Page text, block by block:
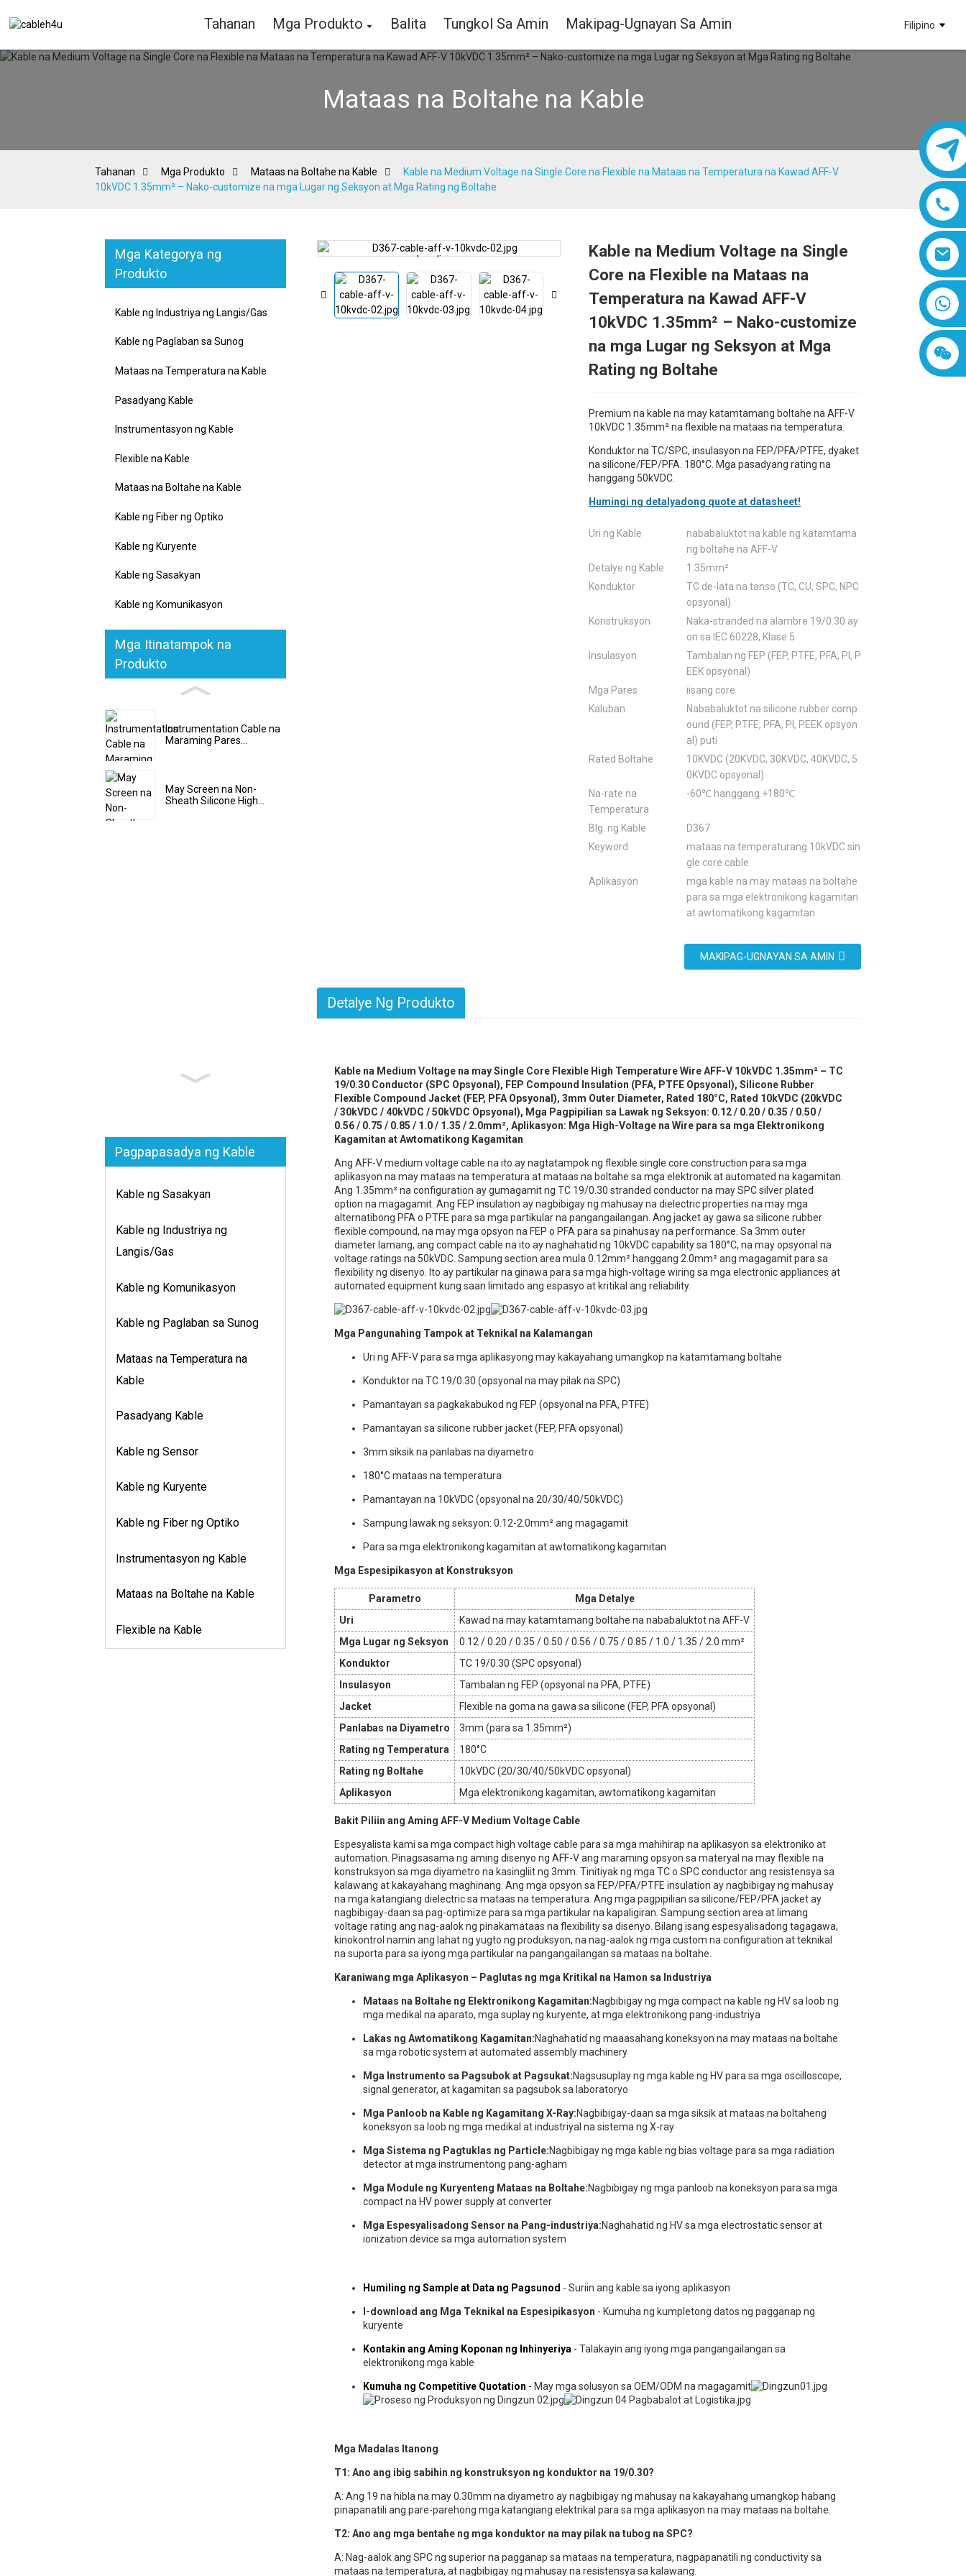
Tahanan Mga Produkto Balita Tungkol Sa Amin Makipag-Ugnayan Sa Amin Filipino
Mataas na Boltahe na Kable
Tahanan Mga Produkto Mataas na Boltahe na Kable
Kable na Medium Voltage na Single Core na Flexible na Mataas na Temperatura na Kawad AFF-V
10kVDC 1.35mm² – Nako-customize na mga Lugar ng Seksyon at Mga Rating ng Boltahe
Mga Kategorya ng
Produkto
Kable ng Industriya ng Langis/Gas
Kable ng Paglaban sa Sunog
Mataas na Temperatura na Kable
Pasadyang Kable
Instrumentasyon ng Kable
Flexible na Kable
Mataas na Boltahe na Kable
Kable ng Fiber ng Optiko
Kable ng Kuryente
Kable ng Sasakyan
Kable ng Komunikasyon
Mga Itinatampok na
Produkto
Instrumentation Cable na
Maraming Pares...
May Screen na Non-
Sheath Silicone High...
Pagpapasadya ng Kable
Kable ng Sasakyan
Kable ng Industriya ng
Langis/Gas
Kable ng Komunikasyon
Kable ng Paglaban sa Sunog
Mataas na Temperatura na
Kable
Pasadyang Kable
Kable ng Sensor
Kable ng Kuryente
Kable ng Fiber ng Optiko
Instrumentasyon ng Kable
Mataas na Boltahe na Kable
Flexible na Kable
Loading...
Loading... Loading...
Loading... Loading...
Loading... Loading...
Loading...
Kable na Medium Voltage na Single
Core na Flexible na Mataas na
Temperatura na Kawad AFF-V
10kVDC 1.35mm² – Nako-customize
na mga Lugar ng Seksyon at Mga
Rating ng Boltahe
Premium na kable na may katamtamang boltahe na AFF-V
10kVDC 1.35mm² na flexible na mataas na temperatura.
Konduktor na TC/SPC, insulasyon na FEP/PFA/PTFE, dyaket
na silicone/FEP/PFA. 180°C. Mga pasadyang rating na
hanggang 50kVDC.
Humingi ng detalyadong quote at datasheet!
Uri ng Kable
nababaluktot na kable ng katamtama
ng boltahe na AFF-V
Detalye ng Kable
1.35mm²
Konduktor
TC de-lata na tanso (TC, CU, SPC, NPC
opsyonal)
Konstruksyon
Naka-stranded na alambre 19/0.30 ay
on sa IEC 60228, Klase 5
Insulasyon
Tambalan ng FEP (FEP, PTFE, PFA, PI, P
EEK opsyonal)
Mga Pares
iisang core
Kaluban
Nababaluktot na silicone rubber comp
ound (FEP, PTFE, PFA, PI, PEEK opsyon
al) puti
Rated Boltahe
10KVDC (20KVDC, 30KVDC, 40KVDC, 5
0KVDC opsyonal)
Na-rate na
Temperatura
-60℃ hanggang +180℃
Blg. ng Kable
D367
Keyword
mataas na temperaturang 10kVDC sin
gle core cable
Aplikasyon
mga kable na may mataas na boltahe
para sa mga elektronikong kagamitan
at awtomatikong kagamitan
MAKIPAG-UGNAYAN SA AMIN
Detalye Ng Produkto
Kable na Medium Voltage na may Single Core Flexible High Temperature Wire AFF-V 10kVDC 1.35mm² – TC
19/0.30 Conductor (SPC Opsyonal), FEP Compound Insulation (PFA, PTFE Opsyonal), Silicone Rubber
Flexible Compound Jacket (FEP, PFA Opsyonal), 3mm Outer Diameter, Rated 180°C, Rated 10kVDC (20kVDC
/ 30kVDC / 40kVDC / 50kVDC Opsyonal), Mga Pagpipilian sa Lawak ng Seksyon: 0.12 / 0.20 / 0.35 / 0.50 /
0.56 / 0.75 / 0.85 / 1.0 / 1.35 / 2.0mm², Aplikasyon: Mga High-Voltage na Wire para sa mga Elektronikong
Kagamitan at Awtomatikong Kagamitan
Ang AFF-V medium voltage cable na ito ay nagtatampok ng flexible single core construction para sa mga
aplikasyon na may mataas na temperatura at mataas na boltahe sa mga elektronik at automated na kagamitan.
Ang 1.35mm² na configuration ay gumagamit ng TC 19/0.30 stranded conductor na may SPC silver plated
option na magagamit. Ang FEP insulation ay nagbibigay ng mahusay na dielectric properties na may mga
alternatibong PFA o PTFE para sa mga partikular na pangangailangan. Ang jacket ay gawa sa silicone rubber
flexible compound, na may mga opsyon na FEP o PFA para sa pinahusay na performance. Sa 3mm outer
diameter lamang, ang compact cable na ito ay naghahatid ng 10kVDC capability sa 180°C, na may opsyonal na
voltage ratings na 50kVDC. Sampung section area mula 0.12mm² hanggang 2.0mm² ang magagamit para sa
flexibility ng disenyo. Ito ay partikular na ginawa para sa mga high-voltage wiring sa mga electronic appliances at
automated equipment kung saan limitado ang espasyo at kritikal ang reliability.
Mga Pangunahing Tampok at Teknikal na Kalamangan
Uri ng AFF-V para sa mga aplikasyong may kakayahang umangkop na katamtamang boltahe
Konduktor na TC 19/0.30 (opsyonal na may pilak na SPC)
Pamantayan sa pagkakabukod ng FEP (opsyonal na PFA, PTFE)
Pamantayan sa silicone rubber jacket (FEP, PFA opsyonal)
3mm siksik na panlabas na diyametro
180°C mataas na temperatura
Pamantayan na 10kVDC (opsyonal na 20/30/40/50kVDC)
Sampung lawak ng seksyon: 0.12-2.0mm² ang magagamit
Para sa mga elektronikong kagamitan at awtomatikong kagamitan
Mga Espesipikasyon at Konstruksyon
Parametro
Mga Detalye
Uri
Kawad na may katamtamang boltahe na nababaluktot na AFF-V
Mga Lugar ng Seksyon
0.12 / 0.20 / 0.35 / 0.50 / 0.56 / 0.75 / 0.85 / 1.0 / 1.35 / 2.0 mm²
Konduktor
TC 19/0.30 (SPC opsyonal)
Insulasyon
Tambalan ng FEP (opsyonal na PFA, PTFE)
Jacket
Flexible na goma na gawa sa silicone (FEP, PFA opsyonal)
Panlabas na Diyametro
3mm (para sa 1.35mm²)
Rating ng Temperatura
180°C
Rating ng Boltahe
10kVDC (20/30/40/50kVDC opsyonal)
Aplikasyon
Mga elektronikong kagamitan, awtomatikong kagamitan
Bakit Piliin ang Aming AFF-V Medium Voltage Cable
Espesyalista kami sa mga compact high voltage cable para sa mga mahihirap na aplikasyon sa elektroniko at
automation. Pinagsasama ng aming disenyo ng AFF-V ang maraming opsyon sa materyal na may flexible na
konstruksyon sa mga diyametro na kasingliit ng 3mm. Tinitiyak ng mga TC o SPC conductor ang resistensya sa
kalawang at kakayahang maghinang. Ang mga opsyon sa FEP/PFA/PTFE insulation ay nagbibigay ng mahusay
na mga katangiang dielectric sa mataas na temperatura. Ang mga pagpipilian sa silicone/FEP/PFA jacket ay
nagbibigay-daan sa pag-optimize para sa mga partikular na kapaligiran. Sampung section area at limang
voltage rating ang nag-aalok ng pinakamataas na flexibility sa disenyo. Bilang isang espesyalisadong tagagawa,
kinokontrol namin ang lahat ng yugto ng produksyon, na nag-aalok ng mga custom na configuration at teknikal
na suporta para sa iyong mga partikular na pangangailangan sa mataas na boltahe.
Karaniwang mga Aplikasyon – Paglutas ng mga Kritikal na Hamon sa Industriya
Mataas na Boltahe ng Elektronikong Kagamitan:Nagbibigay ng mga compact na kable ng HV sa loob ng
mga medikal na aparato, mga suplay ng kuryente, at mga elektronikong pang-industriya
Lakas ng Awtomatikong Kagamitan:Naghahatid ng maaasahang koneksyon na may mataas na boltahe
sa mga robotic system at automated assembly machinery
Mga Instrumento sa Pagsubok at Pagsukat:Nagsusuplay ng mga kable ng HV para sa mga oscilloscope,
signal generator, at kagamitan sa pagsubok sa laboratoryo
Mga Panloob na Kable ng Kagamitang X-Ray:Nagbibigay-daan sa mga siksik at mataas na boltaheng
koneksyon sa loob ng mga medikal at industriyal na sistema ng X-ray
Mga Sistema ng Pagtuklas ng Particle:Nagbibigay ng mga kable ng bias voltage para sa mga radiation
detector at mga instrumentong pang-agham
Mga Module ng Kuryenteng Mataas na Boltahe:Nagbibigay ng mga panloob na koneksyon para sa mga
compact na HV power supply at converter
Mga Espesyalisadong Sensor na Pang-industriya:Naghahatid ng HV sa mga electrostatic sensor at
ionization device sa mga automation system
Humiling ng Sample at Data ng Pagsunod - Suriin ang kable sa iyong aplikasyon
I-download ang Mga Teknikal na Espesipikasyon - Kumuha ng kumpletong datos ng pagganap ng
kuryente
Kontakin ang Aming Koponan ng Inhinyeriya - Talakayin ang iyong mga pangangailangan sa
elektronikong mga kable
Kumuha ng Competitive Quotation - May mga solusyon sa OEM/ODM na magagamit
Mga Madalas Itanong
T1: Ano ang ibig sabihin ng konstruksyon ng konduktor na 19/0.30?
A: Ang 19 na hibla na may 0.30mm na diyametro ay nagbibigay ng mahusay na kakayahang umangkop habang
pinapanatili ang pare-parehong mga katangiang elektrikal para sa mga aplikasyon na may mataas na boltahe.
T2: Ano ang mga bentahe ng mga konduktor na may pilak na tubog na SPC?
A: Nag-aalok ang SPC ng superior na pagganap sa mataas na temperatura, nagpapanatili ng conductivity sa
mataas na temperatura, at nagbibigay ng mahusay na resistensya sa kalawang.